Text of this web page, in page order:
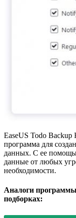
EaseUS Todo
программа для
данных. С ее
данные от любых
необходимости.
Аналоги
подборках: